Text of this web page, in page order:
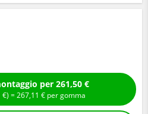
Compra con montaggio per 261,50 €
€ ) =267,11 € per gomma